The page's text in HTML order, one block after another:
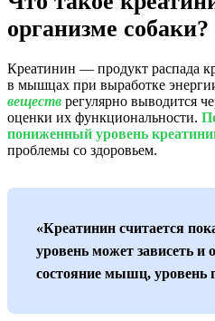
организме собаки?
Креатинин — продукт распада
в мышцах при выработке
веществ регулярно выводится
оценки их функциональности.
пониженный уровень
проблемы со здоровьем.
«Креатинин считается
уровень может зависеть и
состояние мышц, уровень